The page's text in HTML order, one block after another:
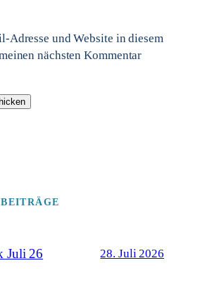
Adresse und Website in diesem
nächsten Kommentar
Juli 26 28. Juli 2026